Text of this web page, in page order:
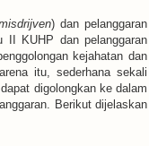
) dan pelanggaran
II KUHP dan pelanggaran
kejahatan dan
itu, sederhana sekali
digolongkan ke dalam
Berikut dijelaskan